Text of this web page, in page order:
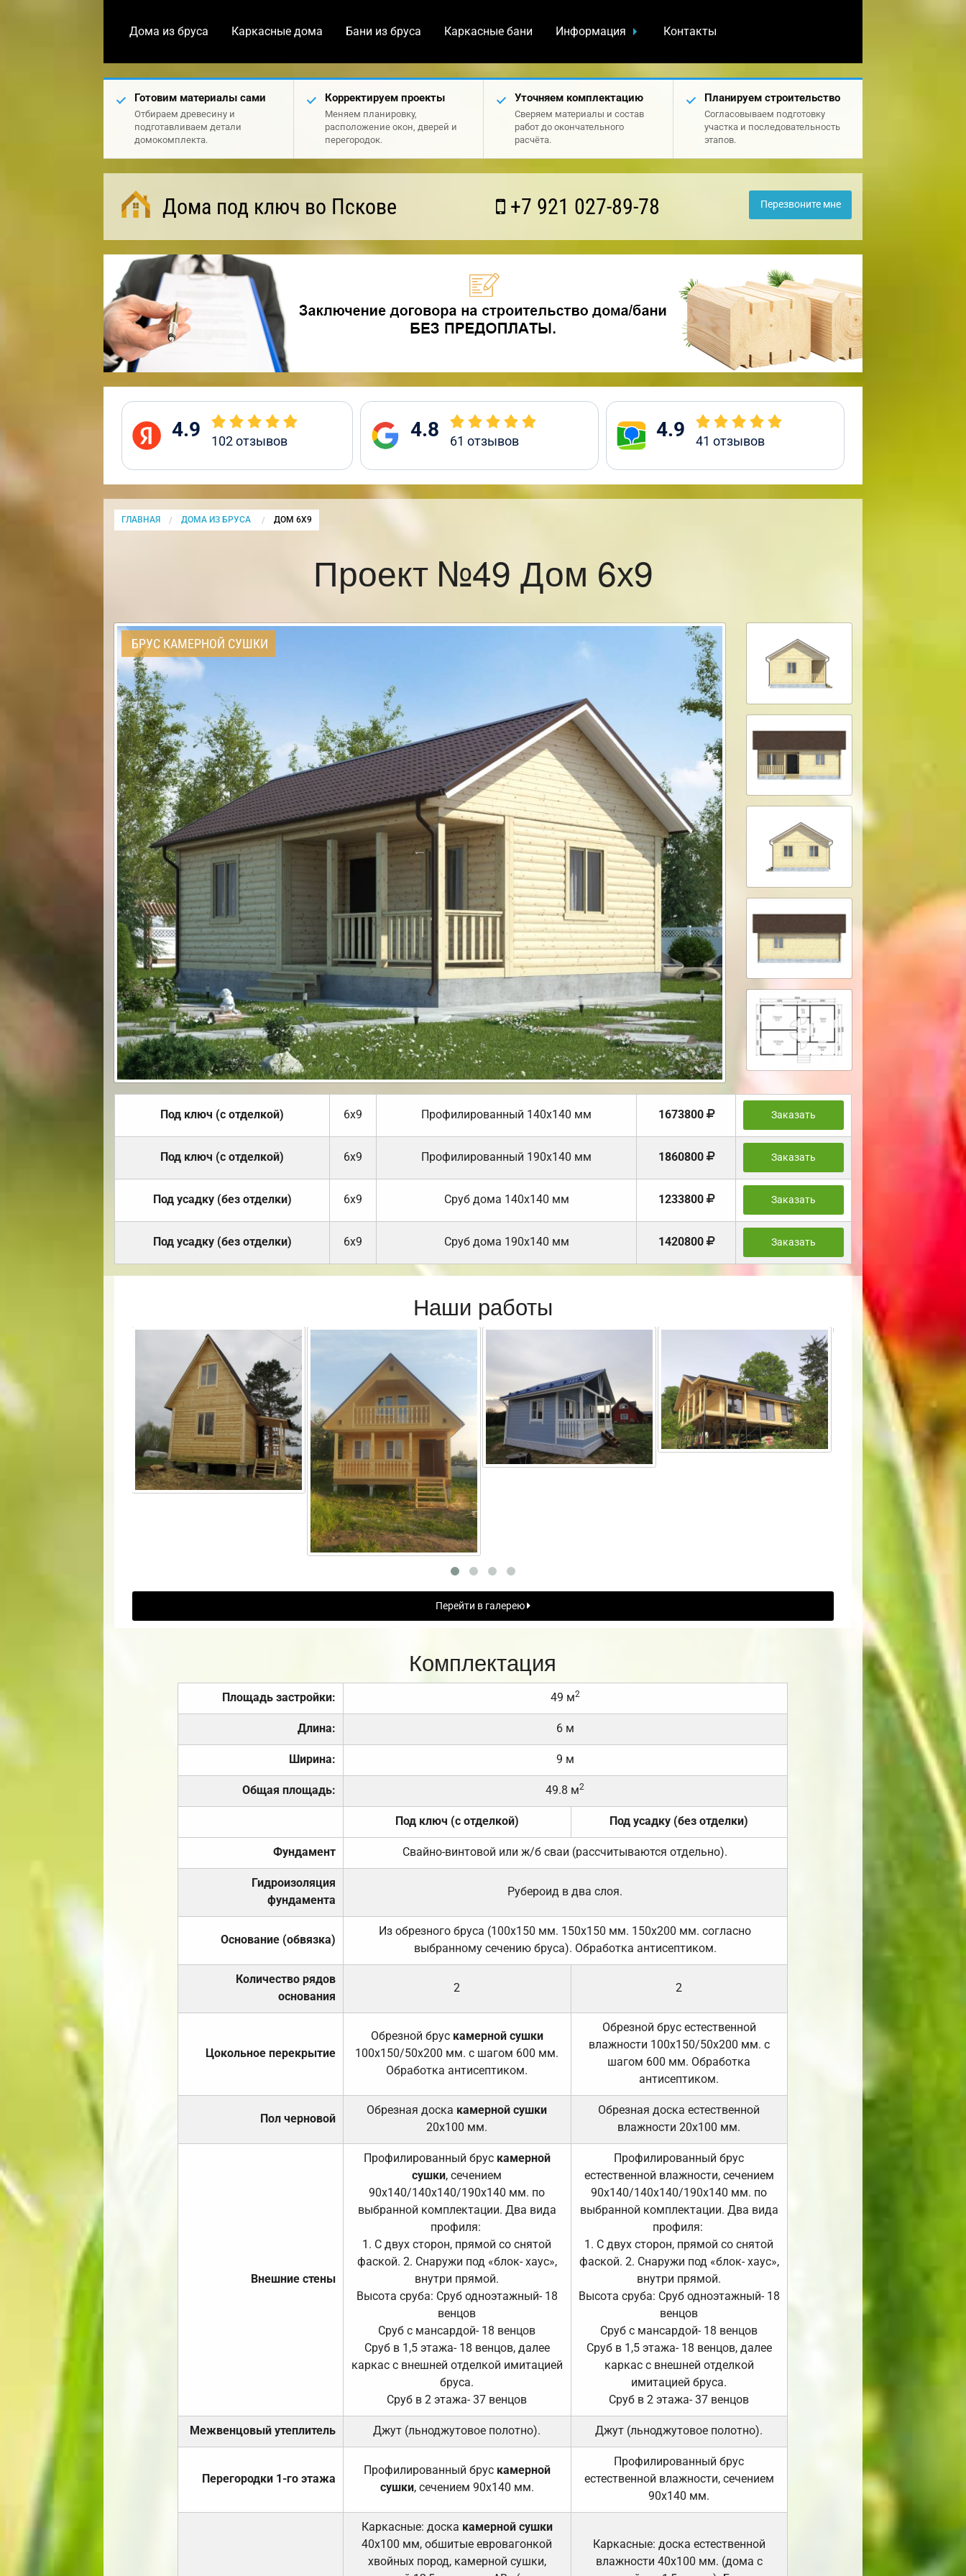
Дома из бруса Каркасные дома Бани из бруса Каркасные бани Информация Контакты
Готовим материалы сами
Отбираем древесину и
подготавливаем детали
домокомплекта.
Корректируем проекты
Меняем планировку,
расположение окон, дверей и
перегородок.
Уточняем комплектацию
Сверяем материалы и состав
работ до окончательного
расчёта.
Планируем строительство
Согласовываем подготовку
участка и последовательность
этапов.
Дома под ключ во Пскове +7 921 027-89-78 Перезвоните мне
4.9 102отзывов 4.8 61 отзывов 4.9 41 отзывов
ГЛАВНАЯ ДОМА ИЗ БРУСА CURRENT:
ДОМ 6Х9
Проект №49 Дом 6х9
БРУС КАМЕРНОЙ СУШКИ
Под ключ (с отделкой) 6х9 Профилированный 140х140 мм 1673800 Заказать
Под ключ (с отделкой) 6х9 Профилированный 190х140 мм 1860800 Заказать
Под усадку (без отделки) 6х9 Cруб дома 140х140 мм 1233800 Заказать
Под усадку (без отделки) 6х9 Cруб дома 190х140 мм 1420800 Заказать
Наши работы
Перейти в галерею
Комплектация
Площадь застройки: 49 м2
Длина: 6 м
Ширина: 9 м
Общая площадь: 49.8 м2
Под ключ (с отделкой) Под усадку (без отделки)
Фундамент Свайно-винтовой или ж/б сваи (рассчитываются отдельно).
Гидроизоляция
фундамента
Рубероид в два слоя.
Основание (обвязка)
Из обрезного бруса (100х150 мм. 150х150 мм. 150х200 мм. согласно
выбранному сечению бруса). Обработка антисептиком.
Количество рядов
основания
2 2
Цокольное перекрытие
Обрезной брус камерной сушки
100х150/50х200 мм. с шагом 600 мм.
Обработка антисептиком.
Обрезной брус естественной
влажности 100х150/50х200 мм. с
шагом 600 мм. Обработка
антисептиком.
Пол черновой
Обрезная доска камерной сушки
20х100 мм.
Обрезная доска естественной
влажности 20х100 мм.
Внешние стены
Профилированный брус камерной
сушки, сечением
90х140/140х140/190х140 мм. по
выбранной комплектации. Два вида
профиля:
1. С двух сторон, прямой со снятой
фаской. 2. Снаружи под «блок- хаус»,
внутри прямой.
Высота сруба: Сруб одноэтажный- 18
венцов
Сруб с мансардой- 18 венцов
Сруб в 1,5 этажа- 18 венцов, далее
каркас с внешней отделкой имитацией
бруса.
Сруб в 2 этажа- 37 венцов
Профилированный брус
естественной влажности, сечением
90х140/140х140/190х140 мм. по
выбранной комплектации. Два вида
профиля:
1. С двух сторон, прямой со снятой
фаской. 2. Снаружи под «блок- хаус»,
внутри прямой.
Высота сруба: Сруб одноэтажный- 18
венцов
Сруб с мансардой- 18 венцов
Сруб в 1,5 этажа- 18 венцов, далее
каркас с внешней отделкой
имитацией бруса.
Сруб в 2 этажа- 37 венцов
Межвенцовый утеплитель Джут (льноджутовое полотно). Джут (льноджутовое полотно).
Перегородки 1-го этажа
Профилированный брус камерной
сушки, сечением 90х140 мм.
Профилированный брус
естественной влажности, сечением
90х140 мм.
Каркасные: доска камерной сушки
40х100 мм, обшитые евровагонкой
хвойных пород, камерной сушки,
Каркасные: доска естественной
влажности 40х100 мм. (дома с